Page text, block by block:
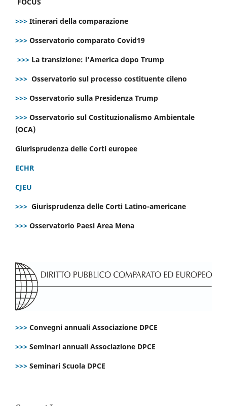
FOCUS
>>> Itinerari della comparazione
>>> Osservatorio comparato Covid19
>>> La transizione: l’America dopo Trump
>>> Osservatorio sul processo costituente cileno
>>> Osservatorio sulla Presidenza Trump
>>> Osservatorio sul Costituzionalismo Ambientale
(OCA)
Giurisprudenza delle Corti europee
ECHR
CJEU
>>> Giurisprudenza delle Corti Latino-americane
>>> Osservatorio Paesi Area Mena
>>> Convegni annuali Associazione DPCE
>>> Seminari annuali Associazione DPCE
>>> Seminari Scuola DPCE